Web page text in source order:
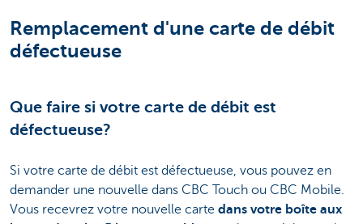
Remplacement d'une carte de débit
défectueuse
Que faire si votre carte de débit est
défectueuse?
Si votre carte de débit est défectueuse, vous pouvez en
demander une nouvelle dans CBC Touch ou CBC Mobile.
Vous recevrez votre nouvelle carte dans votre boîte aux